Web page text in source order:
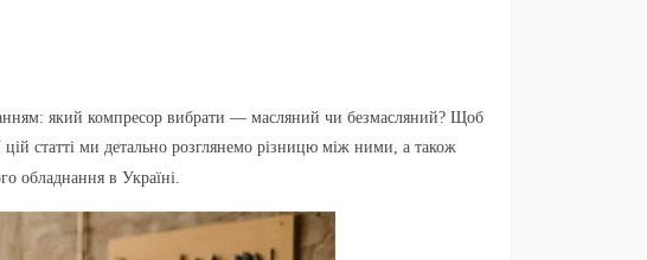
який компресор вибрати — масляний чи безмасляний? Щоб
статті ми детально розглянемо різницю між ними, а також
обладнання в Україні.